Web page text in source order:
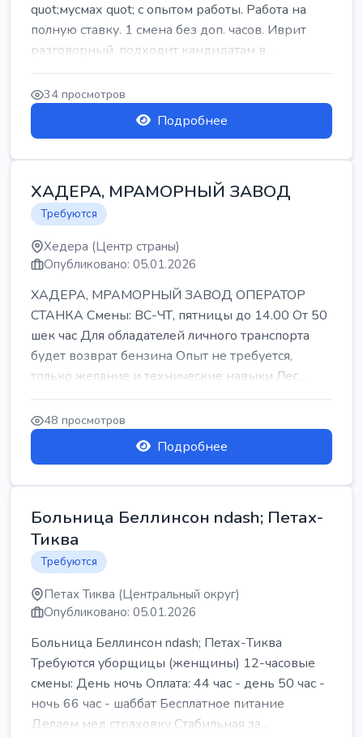
quot;мусмах quot; с опытом работы. Работа на
полную ставку. 1 смена без доп. часов. Иврит
разговорный. подходит кандидатам в ...
34 просмотров
Подробнее
ХАДЕРА, МРАМОРНЫЙ ЗАВОД
Требуются
Хедера (Центр страны)
Опубликовано: 05.01.2026
ХАДЕРА, МРАМОРНЫЙ ЗАВОД ОПЕРАТОР
СТАНКА Смены: ВС-ЧТ, пятницы до 14.00 От 50
шек час Для обладателей личного транспорта
будет возврат бензина Опыт не требуется,
только желание и технические навыки Лег...
48 просмотров
Подробнее
Больница Беллинсон ndash; Петах-
Тиква
Требуются
Петах Тиква (Центральный округ)
Опубликовано: 05.01.2026
Больница Беллинсон ndash; Петах-Тиква
Требуются уборщицы (женщины) 12-часовые
смены: День ночь Оплата: 44 час - день 50 час -
ночь 66 час - шаббат Бесплатное питание
Делаем мед страховку Стабильная за...